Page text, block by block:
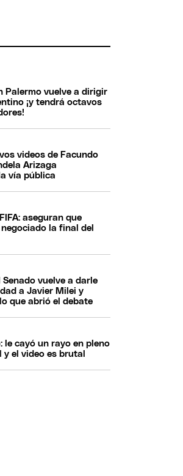
Palermo vuelve a dirigir
¡y tendrá octavos
videos de Facundo
Arizaga
vía pública
aseguran que
la final del
Senado vuelve a darle
a Javier Milei y
que abrió el debate
le cayó un rayo en pleno
el video es brutal